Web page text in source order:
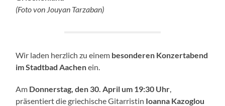
(Foto von Jouyan Tarzaban)
Wir laden herzlich zu einem besonderen Konzertabend
im Stadtbad Aachenein.
Am Donnerstag, den 30. April um 19:30 Uhr,
präsentiert die griechische Gitarristin Ioanna Kazoglou